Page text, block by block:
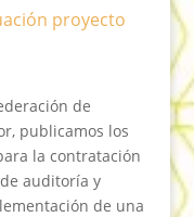
proyecto
de
publicamos los
la contratación
auditoría y
de una